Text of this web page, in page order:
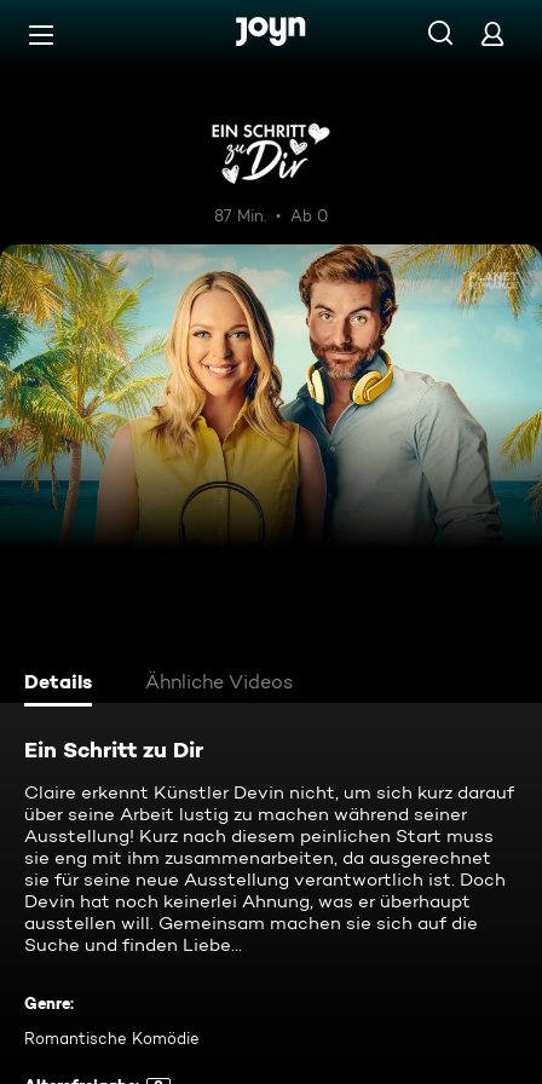
Zum Inhalt springen
Ein Schritt zu Dir
87 Min. Ab 0
Details Ähnliche Videos
Ein Schritt zu Dir
Claire erkennt Künstler Devin nicht, um sich kurz darauf
über seine Arbeit lustig zu machen während seiner
Ausstellung! Kurz nach diesem peinlichen Start muss
sie eng mit ihm zusammenarbeiten, da ausgerechnet
sie für seine neue Ausstellung verantwortlich ist. Doch
Devin hat noch keinerlei Ahnung, was er überhaupt
ausstellen will. Gemeinsam machen sie sich auf die
Suche und finden Liebe...
Genre:
Romantische Komödie